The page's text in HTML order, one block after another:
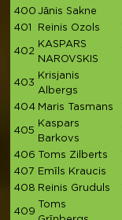
400 Jānis Sakne
401
Reinis Ozols
402
KASPARS
NAROVSKIS
403
Krisjanis
Albergs
404 Maris Tasmans
405
Kaspars
Barkovs
406 Toms Zilberts
407
Emīls Kraucis
408 Reinis Gruduls
409
Toms